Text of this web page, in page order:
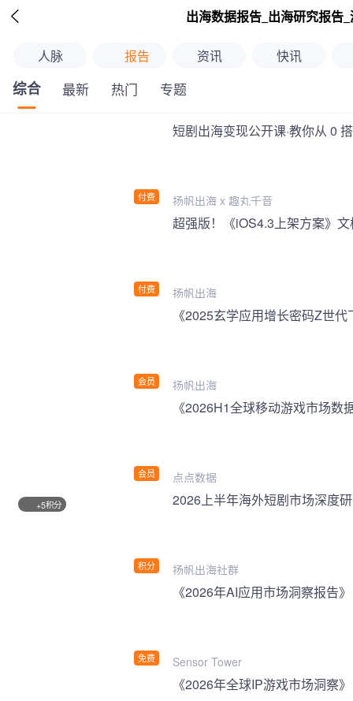
 出海数据报告_出海研究报告
人脉 报告 资讯 快讯
综合 最新 热门 专题
付费
短剧出海变现公开课·教你从 0
扬帆出海 x 趣丸千音
付费 扬帆出海
会员
《2025玄学应用增长密码Z世
扬帆出海
会员
《2026H1全球移动游戏市场数
点点数据
+5积分
积分
2026上半年海外短剧市场深度
扬帆出海社群
免费
《2026年AI应用市场洞察报告》
Sensor Tower
《2026年全球IP游戏市场洞察》